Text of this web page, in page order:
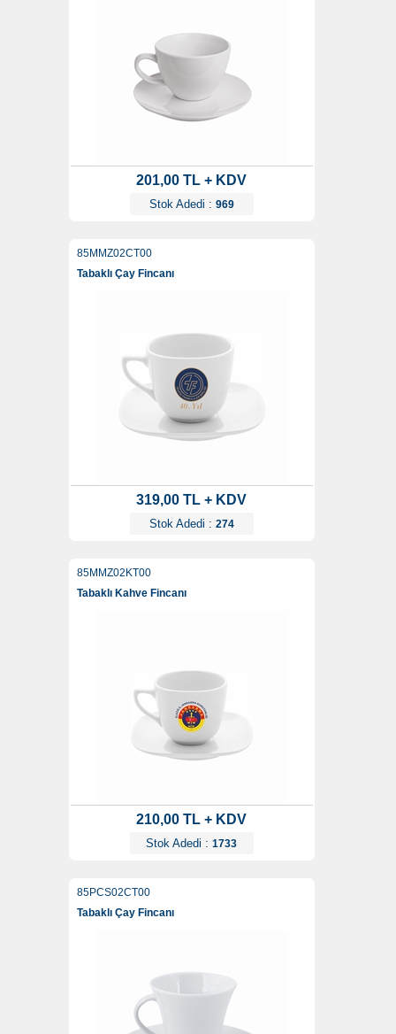
201,00 TL + KDV
Stok Adedi : 969
85MMZ02CT00
Tabaklı Çay Fincanı
319,00 TL + KDV
Stok Adedi : 274
85MMZ02KT00
Tabaklı Kahve Fincanı
210,00 TL + KDV
Stok Adedi : 1733
85PCS02CT00
Tabaklı Çay Fincanı